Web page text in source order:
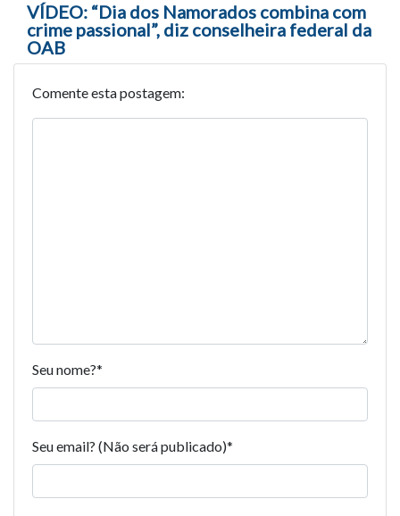
VÍDEO: “Dia dos Namorados combina com
crime passional”, diz conselheira federal da
OAB
Comente esta postagem:
Seu nome?*
Seu email? (Não será publicado)*